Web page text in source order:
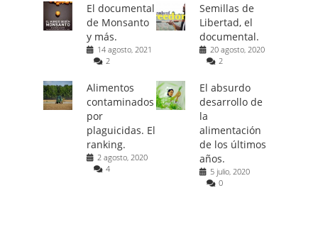
El documental
de Monsanto
y más.
14 agosto, 2021
2
Semillas de
Libertad, el
documental.
20 agosto, 2020
2
Alimentos
contaminados
por
plaguicidas. El
ranking.
2 agosto, 2020
4
El absurdo
desarrollo de
la
alimentación
de los últimos
años.
5 julio, 2020
0